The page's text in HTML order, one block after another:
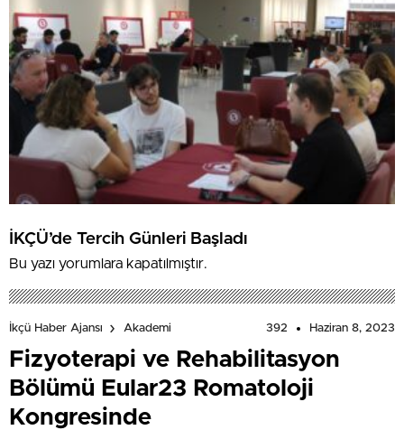
İKÇÜ’de Tercih Günleri Başladı
Bu yazı yorumlara kapatılmıştır.
İkçü Haber Ajansı Akademi 392 Haziran 8, 2023
Fizyoterapi ve Rehabilitasyon
Bölümü Eular23 Romatoloji
Kongresinde